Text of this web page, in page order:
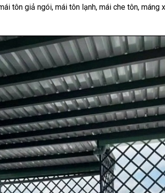
tôn giả ngói, mái tôn lạnh, mái che tôn,